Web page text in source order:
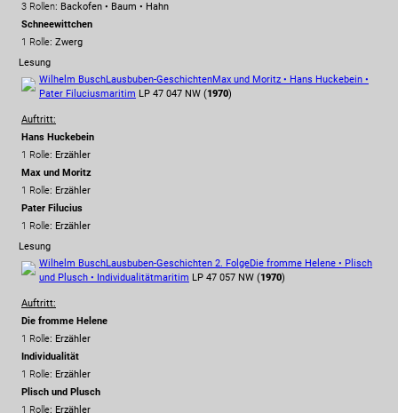
3 Rollen: Backofen • Baum • Hahn
Schneewittchen
1 Rolle: Zwerg
Lesung
Wilhelm BuschLausbuben-GeschichtenMax und Moritz • Hans Huckebein •
Pater Filuciusmaritim LP 47 047 NW (1970)
Auftritt:
Hans Huckebein
1 Rolle: Erzähler
Max und Moritz
1 Rolle: Erzähler
Pater Filucius
1 Rolle: Erzähler
Lesung
Wilhelm BuschLausbuben-Geschichten 2. FolgeDie fromme Helene • Plisch
und Plusch • Individualitätmaritim LP 47 057 NW (1970)
Auftritt:
Die fromme Helene
1 Rolle: Erzähler
Individualität
1 Rolle: Erzähler
Plisch und Plusch
1 Rolle: Erzähler